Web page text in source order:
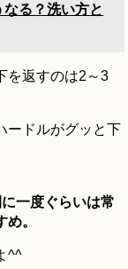
る？洗い方と
を返すのは2～3
ードルがグッと下
一度ぐらいは常
。
^^